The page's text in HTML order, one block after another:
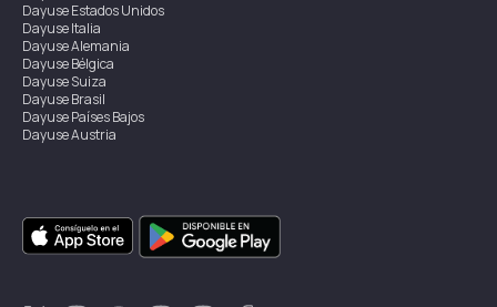
DayuseEstados Unidos
DayuseItalia
DayuseAlemania
DayuseBélgica
DayuseSuiza
DayuseBrasil
DayusePaíses Bajos
DayuseAustria
DayuseSingapur
DayuseSuecia
DayuseTailandia